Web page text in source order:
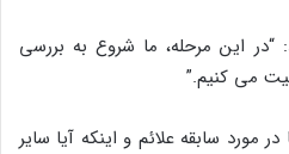
این مرحله، ما شروع به بررسی
می کنیم.”
سابقه علائم و اینکه آیا سایر